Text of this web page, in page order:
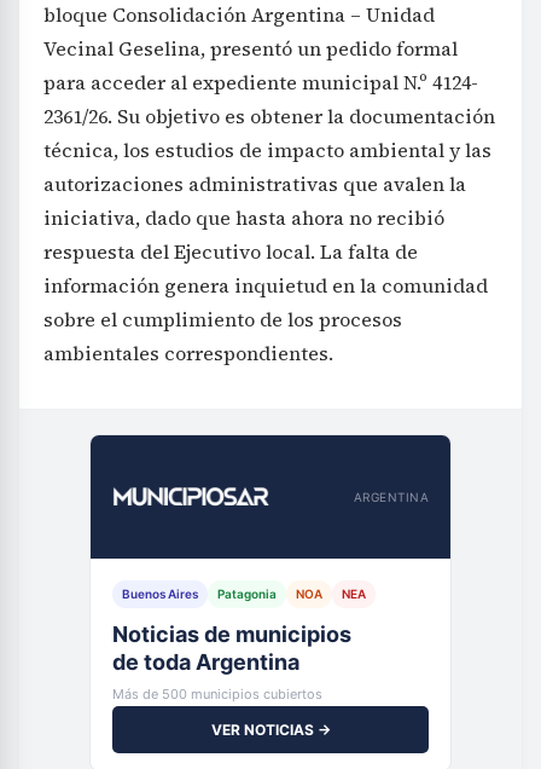
bloque Consolidación Argentina – Unidad
Vecinal Geselina, presentó un pedido formal
para acceder al expediente municipal N.º 4124-
2361/26. Su objetivo es obtener la documentación
técnica, los estudios de impacto ambiental y las
autorizaciones administrativas que avalen la
iniciativa, dado que hasta ahora no recibió
respuesta del Ejecutivo local. La falta de
información genera inquietud en la comunidad
sobre el cumplimiento de los procesos
ambientales correspondientes.
ARGENTINA
Buenos Aires Patagonia NOA NEA
Noticias de municipios
de toda Argentina
Más de 500 municipios cubiertos
VER NOTICIAS →